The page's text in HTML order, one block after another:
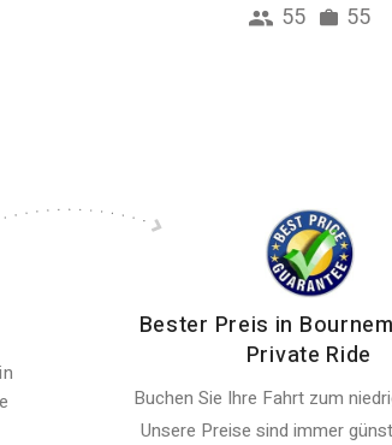
55 55
Bester Preis in
Private Ride
Buchen Sie Ihre Fahrt zum
Unsere Preise sind immer